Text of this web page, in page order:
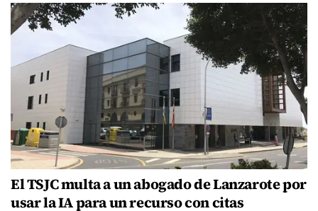
El TSJC multa a un abogado de Lanzarote por
usar la IA para un recurso con citas